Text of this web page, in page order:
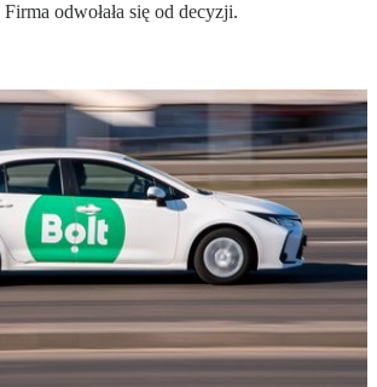
odwołała się od decyzji.